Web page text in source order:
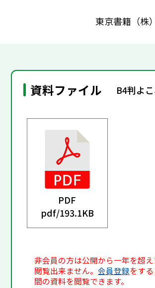
東京書籍（
資料ファイル B4判よ
PDF
pdf/193.1KB
非会員の方は公開から一年を超
閲覧出来ません。会員登録をす
間の資料を閲覧できます。